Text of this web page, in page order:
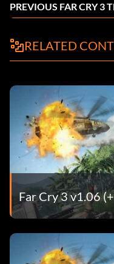
PREVIOUS FAR CRY 3
RELATED
Far Cry 3 v1.06